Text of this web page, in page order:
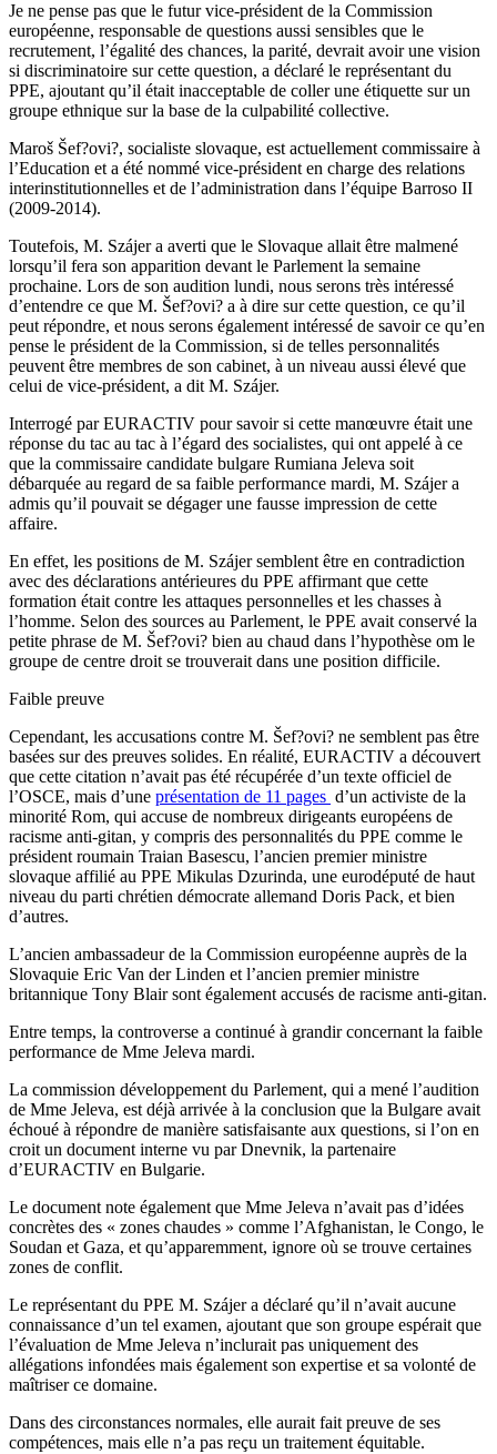
Je ne pense pas que le futur vice-président de la Commission
européenne, responsable de questions aussi sensibles que le
recrutement, l’égalité des chances, la parité, devrait avoir une vision
si discriminatoire sur cette question, a déclaré le représentant du
PPE, ajoutant qu’il était inacceptable de coller une étiquette sur un
groupe ethnique sur la base de la culpabilité collective.
Maroš Šef?ovi?, socialiste slovaque, est actuellement commissaire à
l’Education et a été nommé vice-président en charge des relations
interinstitutionnelles et de l’administration dans l’équipe Barroso II
(2009-2014).
Toutefois, M. Szájer a averti que le Slovaque allait être malmené
lorsqu’il fera son apparition devant le Parlement la semaine
prochaine. Lors de son audition lundi, nous serons très intéressé
d’entendre ce que M. Šef?ovi? a à dire sur cette question, ce qu’il
peut répondre, et nous serons également intéressé de savoir ce qu’en
pense le président de la Commission, si de telles personnalités
peuvent être membres de son cabinet, à un niveau aussi élevé que
celui de vice-président, a dit M. Szájer.
Interrogé par EURACTIV pour savoir si cette manœuvre était une
réponse du tac au tac à l’égard des socialistes, qui ont appelé à ce
que la commissaire candidate bulgare Rumiana Jeleva soit
débarquée au regard de sa faible performance mardi, M. Szájer a
admis qu’il pouvait se dégager une fausse impression de cette
affaire.
En effet, les positions de M. Szájer semblent être en contradiction
avec des déclarations antérieures du PPE affirmant que cette
formation était contre les attaques personnelles et les chasses à
l’homme. Selon des sources au Parlement, le PPE avait conservé la
petite phrase de M. Šef?ovi? bien au chaud dans l’hypothèse om le
groupe de centre droit se trouverait dans une position difficile.
Faible preuve
Cependant, les accusations contre M. Šef?ovi? ne semblent pas être
basées sur des preuves solides. En réalité, EURACTIV a découvert
que cette citation n’avait pas été récupérée d’un texte officiel de
l’OSCE, mais d’une présentation de 11 pages d’un activiste de la
minorité Rom, qui accuse de nombreux dirigeants européens de
racisme anti-gitan, y compris des personnalités du PPE comme le
président roumain Traian Basescu, l’ancien premier ministre
slovaque affilié au PPE Mikulas Dzurinda, une eurodéputé de haut
niveau du parti chrétien démocrate allemand Doris Pack, et bien
d’autres.
L’ancien ambassadeur de la Commission européenne auprès de la
Slovaquie Eric Van der Linden et l’ancien premier ministre
britannique Tony Blair sont également accusés de racisme anti-gitan.
Entre temps, la controverse a continué à grandir concernant la faible
performance de Mme Jeleva mardi.
La commission développement du Parlement, qui a mené l’audition
de Mme Jeleva, est déjà arrivée à la conclusion que la Bulgare avait
échoué à répondre de manière satisfaisante aux questions, si l’on en
croit un document interne vu par Dnevnik, la partenaire
d’EURACTIV en Bulgarie.
Le document note également que Mme Jeleva n’avait pas d’idées
concrètes des « zones chaudes » comme l’Afghanistan, le Congo, le
Soudan et Gaza, et qu’apparemment, ignore où se trouve certaines
zones de conflit.
Le représentant du PPE M. Szájer a déclaré qu’il n’avait aucune
connaissance d’un tel examen, ajoutant que son groupe espérait que
l’évaluation de Mme Jeleva n’inclurait pas uniquement des
allégations infondées mais également son expertise et sa volonté de
maîtriser ce domaine.
Dans des circonstances normales, elle aurait fait preuve de ses
compétences, mais elle n’a pas reçu un traitement équitable.